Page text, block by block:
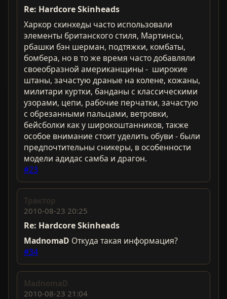
Re: Hardcorе Skinheads
Харкор скинхеды часто использовали
элементы британского стиля, Мартинсы,
рбашки бэн шерман, подтяжки, комбаты,
бомбера, но в то же время часто добавляли
своеобразной американщины - широкие
штаны, зачастую драные на колене, кожаны,
милитари куртки, банданы с классическими
узорами, цепи, рабочие перчатки, зачастую
с обрезанными пальцами, ветровки,
бейсболки как у широкоштанников, также
особое внимание стоит уделить обуви - были
предпочтительны сникеры, в особенности
модели адидас самба и драгон.
#23
Трактор
2010-08-23 20:25
Re: Hardcorе Skinheads
MadnomaD Откуда такая информация?
#34
MadnomaD
2010-08-23 21:04